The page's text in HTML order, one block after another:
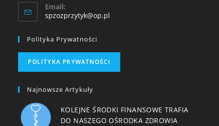
Email:
spzozprzytyk@op.pl
Polityka Prywatności
POLITYKA PRYWATNOŚCI
Najnowsze Artykuły
KOLEJNE ŚRODKI FINANSOWE TRAFIA
DO NASZEGO OŚRODKA ZDROWIA